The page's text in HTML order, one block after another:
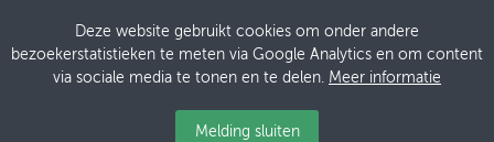
Deze website gebruikt cookies om onder andere
bezoekerstatistieken te meten via Google Analytics en om content
via sociale media te tonen en te delen. Meer informatie
Melding sluiten